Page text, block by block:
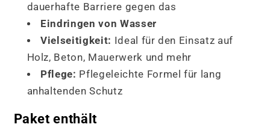
dauerhafte Barriere gegen das
Eindringen von Wasser
Vielseitigkeit: Ideal für den Einsatz auf
Holz, Beton, Mauerwerk und mehr
Pflege: Pflegeleichte Formel für lang
anhaltenden Schutz
Paket enthält